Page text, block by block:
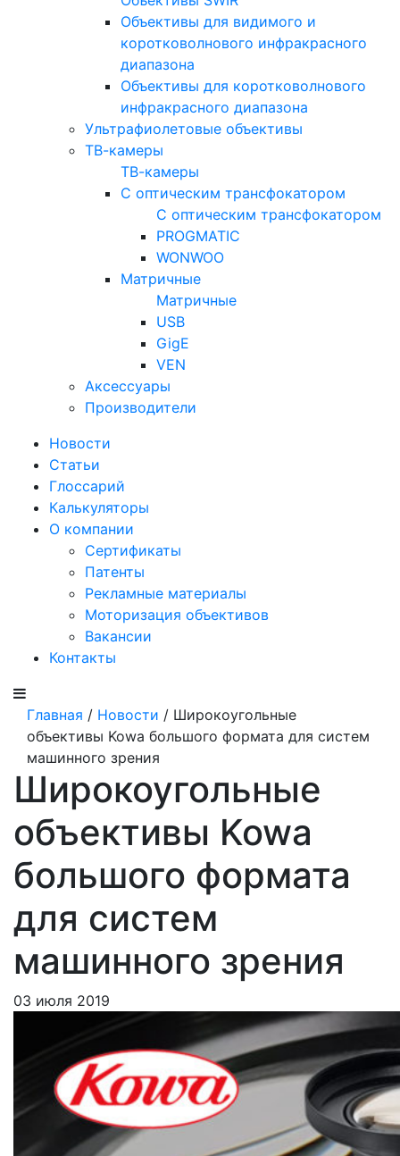
Объективы для видимого и
коротковолнового инфракрасного
диапазона
Объективы для коротковолнового
инфракрасного диапазона
Ультрафиолетовые объективы
ТВ-камеры
ТВ-камеры
С оптическим трансфокатором
С оптическим трансфокатором
PROGMATIC
WONWOO
Матричные
Матричные
USB
GigE
VEN
Аксессуары
Производители
Новости
Статьи
Глоссарий
Калькуляторы
О компании
Сертификаты
Патенты
Рекламные материалы
Моторизация объективов
Вакансии
Контакты
Главная / Новости / Широкоугольные
объективы Kowa большого формата для систем
машинного зрения
Широкоугольные
объективы Kowa
большого формата
для систем
машинного зрения
03 июля 2019